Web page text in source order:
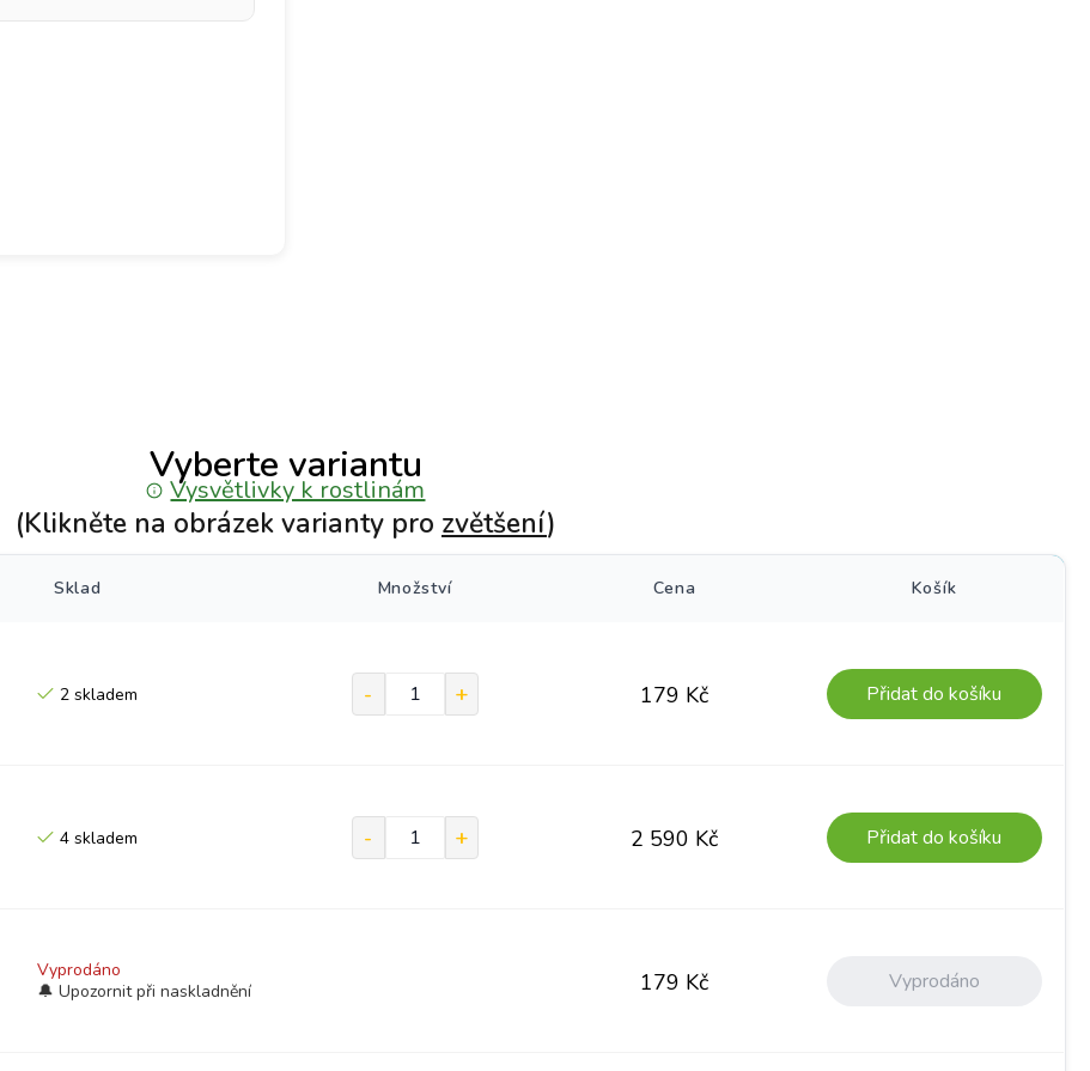
Vyberte variantu
Vysvětlivky k rostlinám
(Klikněte na obrázek varianty pro zvětšení)
Sklad Množství Cena Košík
2 skladem 179 Kč Přidat do košíku
4 skladem 2 590 Kč Přidat do košíku
Vyprodáno 179 Kč Vyprodáno